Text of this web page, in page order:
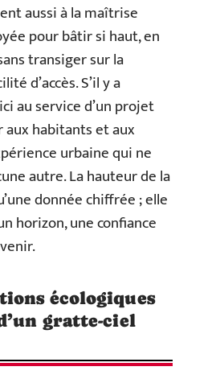
aussi à la maîtrise
pour bâtir si haut, en
transiger sur la
d’accès. S’il y a
au service d’un projet
habitants et aux
urbaine qui ne
autre. La hauteur de la
donnée chiffrée ; elle
horizon, une confiance
écologiques
gratte-ciel